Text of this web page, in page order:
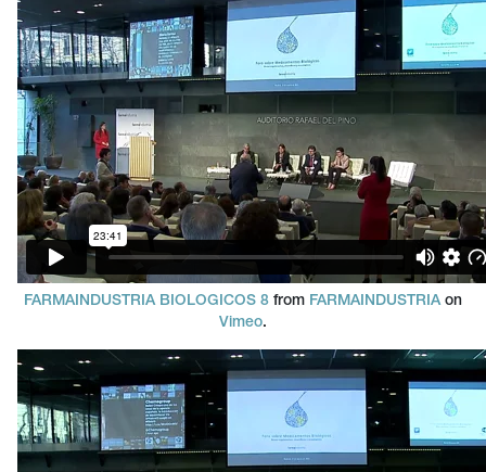
FARMAINDUSTRIA BIOLOGICOS 8 from FARMAINDUSTRIAon
Vimeo.